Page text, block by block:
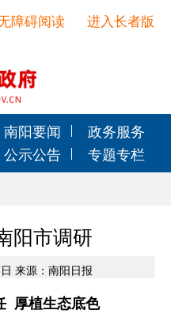
进入长者版
障碍阅读
南阳要闻
政务服务
公示公告
专题专栏
阳市调研
来源：南阳日报
厚植生态底色